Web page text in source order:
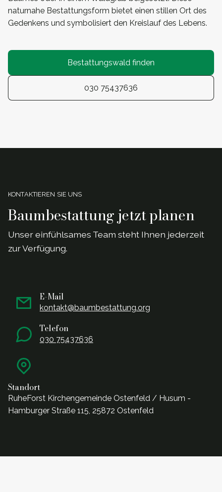
naturnahe Bestattungsform bietet einen stillen Ort des
Gedenkens und symbolisiert den Kreislauf des Lebens.
Bestattungswald finden
030 75437636
KONTAKTIEREN SIE UNS
Baumbestattung jetzt planen
Unser einfühlsames Team steht Ihnen jederzeit
zur Verfügung.
E-Mail
kontakt@baumbestattung.org
Telefon
030 75437636
Standort
RuheForst Kirchengemeinde Ostenfeld / Husum -
Hamburger Straße 115, 25872 Ostenfeld